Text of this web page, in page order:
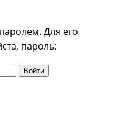
Для его
пароль: